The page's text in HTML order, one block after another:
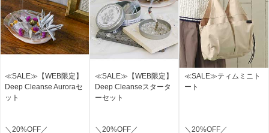
≪SALE≫【WEB限定】
Deep Cleanse Auroraセ
ット
＼20%OFF／
≪SALE≫【WEB限定】
Deep Cleanseスタータ
ーセット
＼20%OFF／
≪SALE≫ティムミニト
ート
＼20%OFF／